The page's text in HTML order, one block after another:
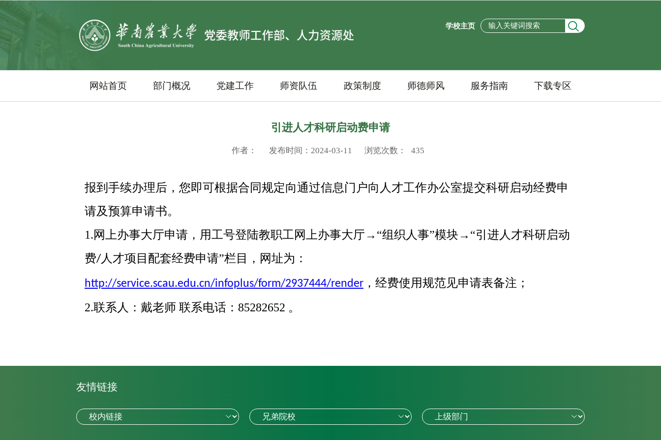
学校主页
网站首页 部门概况 党建工作 师资队伍 政策制度 师德师风 服务指南 下载专区
引进人才科研启动费申请
作者： 发布时间：2024-03-11 浏览次数： 435
报到手续办理后，您即可根据合同规定向通过信息门户向人才工作办公室提交科研启动经费申
请及预算申请书。
1.网上办事大厅申请，用工号登陆教职工网上办事大厅→“组织人事”模块→“引进人才科研启动
费/人才项目配套经费申请”栏目，网址为：
http://service.scau.edu.cn/infoplus/form/2937444/render ，经费使用规范见申请表备注；
2.联系人：戴老师 联系电话：85282652 。
友情链接